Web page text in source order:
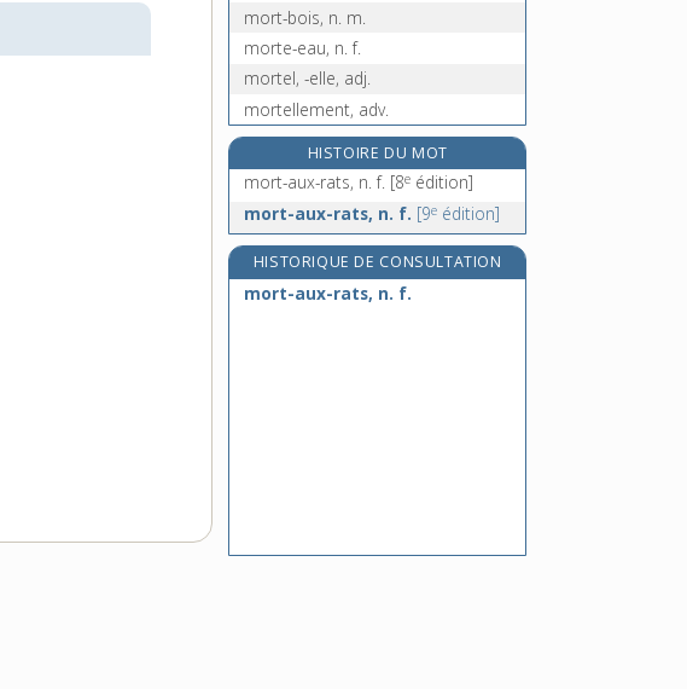
mort-bois, n. m.
morte-eau, n. f.
mortel, -elle, adj.
mortellement, adv.
morte-paye, n. f.[7eédition]
morte-saison, n. f.
édition]
mortier, n. m.
mortifère, adj.
HISTOIRE DU MOT
mort-aux-rats, n. f. [8e édition]
mort-aux-rats, n. f. [9e édition]
HISTORIQUE DE CONSULTATION
mort-aux-rats, n. f.